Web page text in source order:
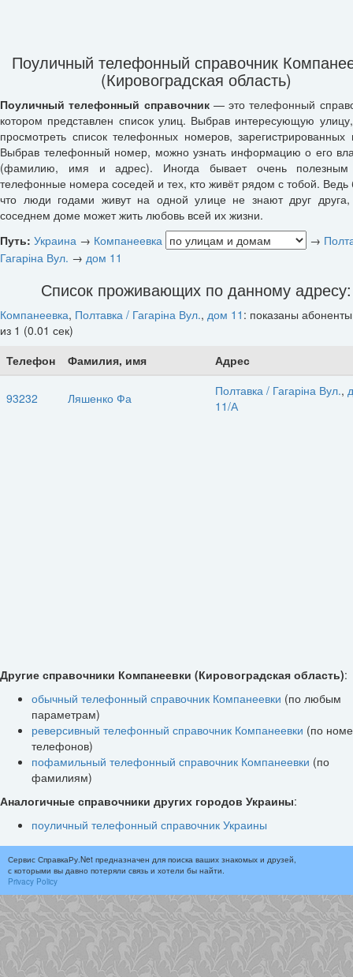
Поуличный телефонный справочник
(Кировоградская область)
Поуличный телефонный справочник— это телефонный
котором представлен список улиц. Выбрав интересующую
просмотреть список телефонных номеров,
Выбрав телефонный номер, можно узнать информацию о его
(фамилию, имя и адрес). Иногда бывает очень полезным
телефонные номера соседей и тех, кто живёт рядом с тобой. Ведь
что люди годами живут на одной улице не знают друг
соседнем доме может жить любовь всей их жизни.
Путь: Украина → Компанеевка →
Гагаріна Вул. → дом 11
Список проживающих по данному адресу:
Компанеевка, Полтавка / Гагаріна Вул., дом 11 : показаны
из 1 (0.01 сек)
Телефон
Фамилия, имя Адрес
93232 Ляшенко Фа Полтавка / Гагаріна Вул.,
11/А
Другие справочники Компанеевки (Кировоградская область):
обычный телефонный справочник Компанеевки (по любым
параметрам)
реверсивный телефонный справочник Компанеевки (по
телефонов)
пофамильный телефонный справочник Компанеевки (по
фамилиям)
Аналогичные справочники других городов Украины:
поуличный телефонный справочник Украины
Сервис СправкаРу.Net предназначен для поиска ваших знакомых и друзей,
с которыми вы давно потеряли связь и хотели бы найти.
Privacy Policy